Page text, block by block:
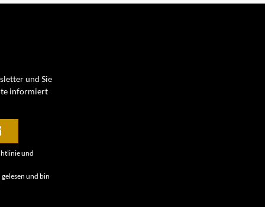
und Sie
informiert
und
gelesen und bin